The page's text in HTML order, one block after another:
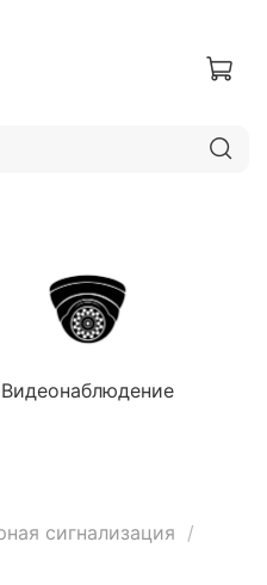
Видеонаблюдение
сигнализация